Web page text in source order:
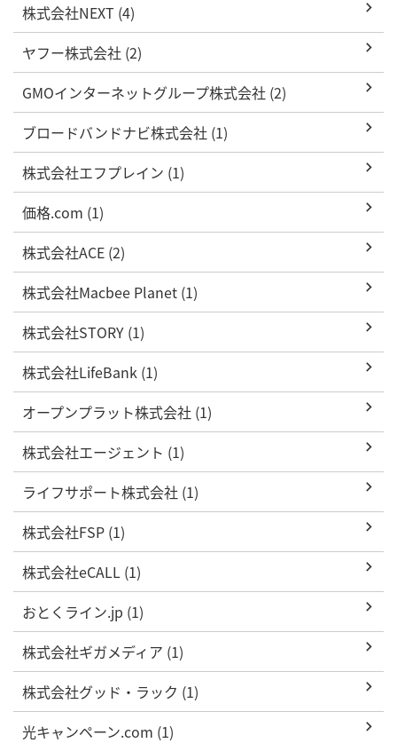
株式会社NEXT (4)
ヤフー株式会社 (2)
GMOインターネットグループ株式会社 (2)
ブロードバンドナビ株式会社 (1)
株式会社エフプレイン (1)
価格.com (1)
株式会社ACE (2)
株式会社Macbee Planet (1)
株式会社STORY (1)
株式会社LifeBank (1)
オープンプラット株式会社 (1)
株式会社エージェント (1)
ライフサポート株式会社 (1)
株式会社FSP (1)
株式会社eCALL (1)
おとくライン.jp (1)
株式会社ギガメディア (1)
株式会社グッド・ラック (1)
光キャンペーン.com (1)